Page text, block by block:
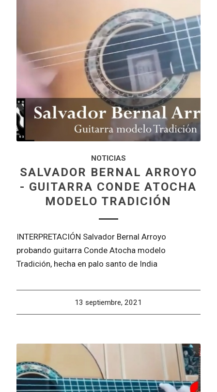
NOTICIAS
SALVADOR BERNAL ARROYO
- GUITARRA CONDE ATOCHA
MODELO TRADICIÓN
INTERPRETACIÓN Salvador Bernal Arroyo
probando guitarra Conde Atocha modelo
Tradición, hecha en palo santo de India
13 septiembre, 2021